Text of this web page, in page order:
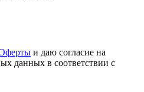
и даю согласие на
данных в соответствии с